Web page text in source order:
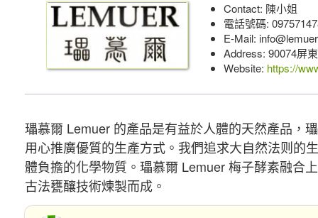
Contact: 陳小姐
電話號碼:
E-Mail:
Address: 90074屏
Website: https://
瓃慕爾 Lemuer 的產品是有益於人體的天然產品，
用心推廣優質的生產方式。我們追求大自然法则的
體負擔的化學物質。瓃慕爾 Lemuer 梅子酵素融合
古法甕釀技術煉製而成。